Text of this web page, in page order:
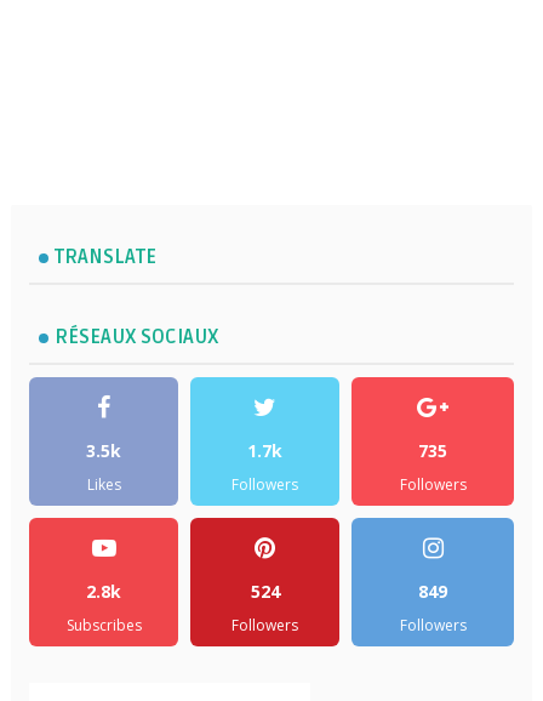
TRANSLATE
RÉSEAUX SOCIAUX
3.5k
Likes
1.7k
Followers
735
Followers
2.8k
Subscribes
524
Followers
849
Followers